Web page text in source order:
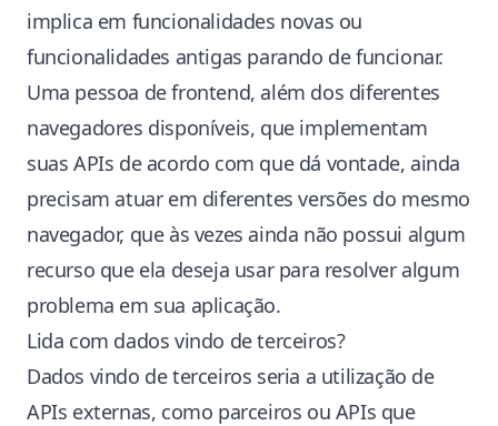
implica em funcionalidades novas ou
funcionalidades antigas parando de funcionar.
Uma pessoa de frontend, além dos diferentes
navegadores disponíveis, que implementam
suas APIs de acordo com que dá vontade, ainda
precisam atuar em diferentes versões do mesmo
navegador, que às vezes ainda não possui algum
recurso que ela deseja usar para resolver algum
problema em sua aplicação.
Lida com dados vindo de terceiros?
Dados vindo de terceiros seria a utilização de
APIs externas, como parceiros ou APIs que